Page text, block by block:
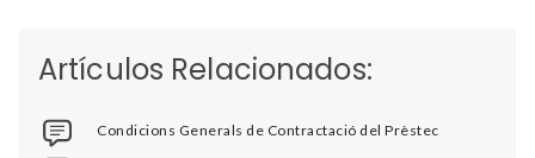
Artículos Relacionados:
Condicions Generals de Contractació del Prèstec